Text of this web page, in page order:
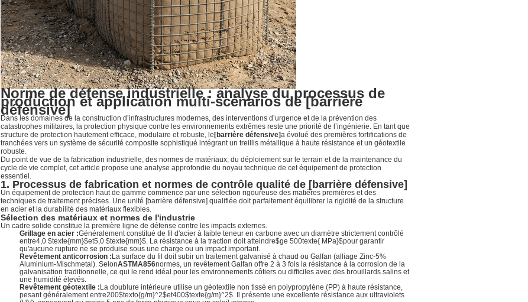
Norme de défense industrielle : analyse du processus de
production et application multi-scénarios de [barrière
défensive]
Dans les domaines de la construction d’infrastructures modernes, des interventions d’urgence et de la prévention des
catastrophes militaires, la protection physique contre les environnements extrêmes reste une priorité de l’ingénierie. En tant que
structure de protection hautement efficace, modulaire et robuste, le [barrière défensive]a évolué des premières fortifications de
tranchées vers un système de sécurité composite sophistiqué intégrant un treillis métallique à haute résistance et un géotextile
robuste.
Du point de vue de la fabrication industrielle, des normes de matériaux, du déploiement sur le terrain et de la maintenance du
cycle de vie complet, cet article propose une analyse approfondie du noyau technique de cet équipement de protection
essentiel.
1. Processus de fabrication et normes de contrôle qualité de [barrière défensive]
Un équipement de protection haut de gamme commence par une sélection rigoureuse des matières premières et des
techniques de traitement précises. Une unité [barrière défensive] qualifiée doit parfaitement équilibrer la rigidité de la structure
en acier et la durabilité des matériaux flexibles.
Sélection des matériaux et normes de l'industrie
Un cadre solide constitue la première ligne de défense contre les impacts externes.
Grillage en acier :Généralement constitué de fil d'acier à faible teneur en carbone avec un diamètre strictement contrôlé
entre4,0 $texte{mm}$et5,0 $texte{mm}$. La résistance à la traction doit atteindre$ge 500texte{ MPa}$pour garantir
qu'aucune rupture ne se produise sous une charge ou un impact important.
Revêtement anticorrosion : La surface du fil doit subir un traitement galvanisé à chaud ou Galfan (alliage Zinc-5%
Aluminium-Mischmetal). SelonASTMA856normes, un revêtement Galfan offre 2 à 3 fois la résistance à la corrosion de la
galvanisation traditionnelle, ce qui le rend idéal pour les environnements côtiers ou difficiles avec des brouillards salins et
une humidité élevés.
Revêtement géotextile : La doublure intérieure utilise un géotextile non tissé en polypropylène (PP) à haute résistance,
pesant généralement entre200$texto{g/m}^2$et400$texte{g/m}^2$. Il présente une excellente résistance aux ultraviolets